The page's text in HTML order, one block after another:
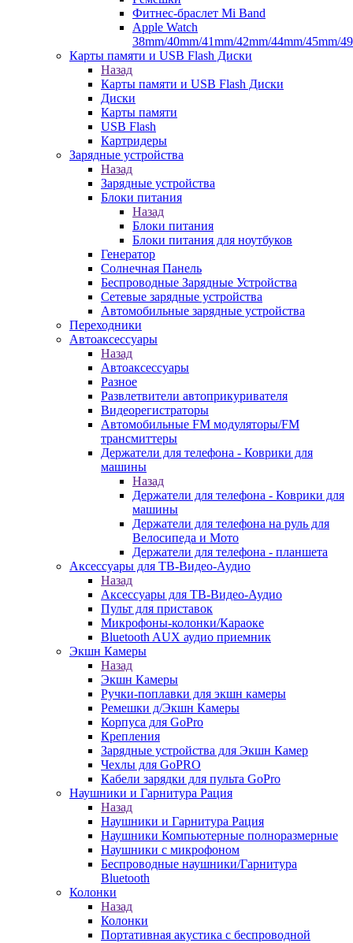
Фитнес-браслет Mi Band
Apple Watch
38mm/40mm/41mm/42mm/44mm/45mm/
Карты памяти и USB Flash Диски
Назад
Карты памяти и USB Flash Диски
Диски
Карты памяти
USB Flash
Картридеры
Зарядные устройства
Назад
Зарядные устройства
Блоки питания
Назад
Блоки питания
Блоки питания для ноутбуков
Генератор
Солнечная Панель
Беспроводные Зарядные Устройства
Сетевые зарядные устройства
Автомобильные зарядные устройства
Переходники
Автоаксессуары
Назад
Автоаксессуары
Разное
Развлетвители автоприкуривателя
Видеорегистраторы
Автомобильные FM модуляторы/FM
трансмиттеры
Держатели для телефона - Коврики для
машины
Назад
Держатели для телефона - Коврики для
машины
Держатели для телефона на руль для
Велосипеда и Мото
Держатели для телефона - планшета
Аксессуары для ТВ-Видео-Аудио
Назад
Аксессуары для ТВ-Видео-Аудио
Пульт для приставок
Микрофоны-колонки/Караоке
Bluetooth AUX аудио приемник
Экшн Камеры
Назад
Экшн Камеры
Ручки-поплавки для экшн камеры
Ремешки д/Экшн Камеры
Корпуса для GoPro
Крепления
Зарядные устройства для Экшн Камер
Чехлы для GoPRO
Кабели зарядки для пульта GoPro
Наушники и Гарнитура Рация
Назад
Наушники и Гарнитура Рация
Наушники Компьютерные полноразмерные
Наушники с микрофоном
Беспроводные наушники/Гарнитура
Bluetooth
Колонки
Назад
Колонки
Портативная акустика с беспроводной